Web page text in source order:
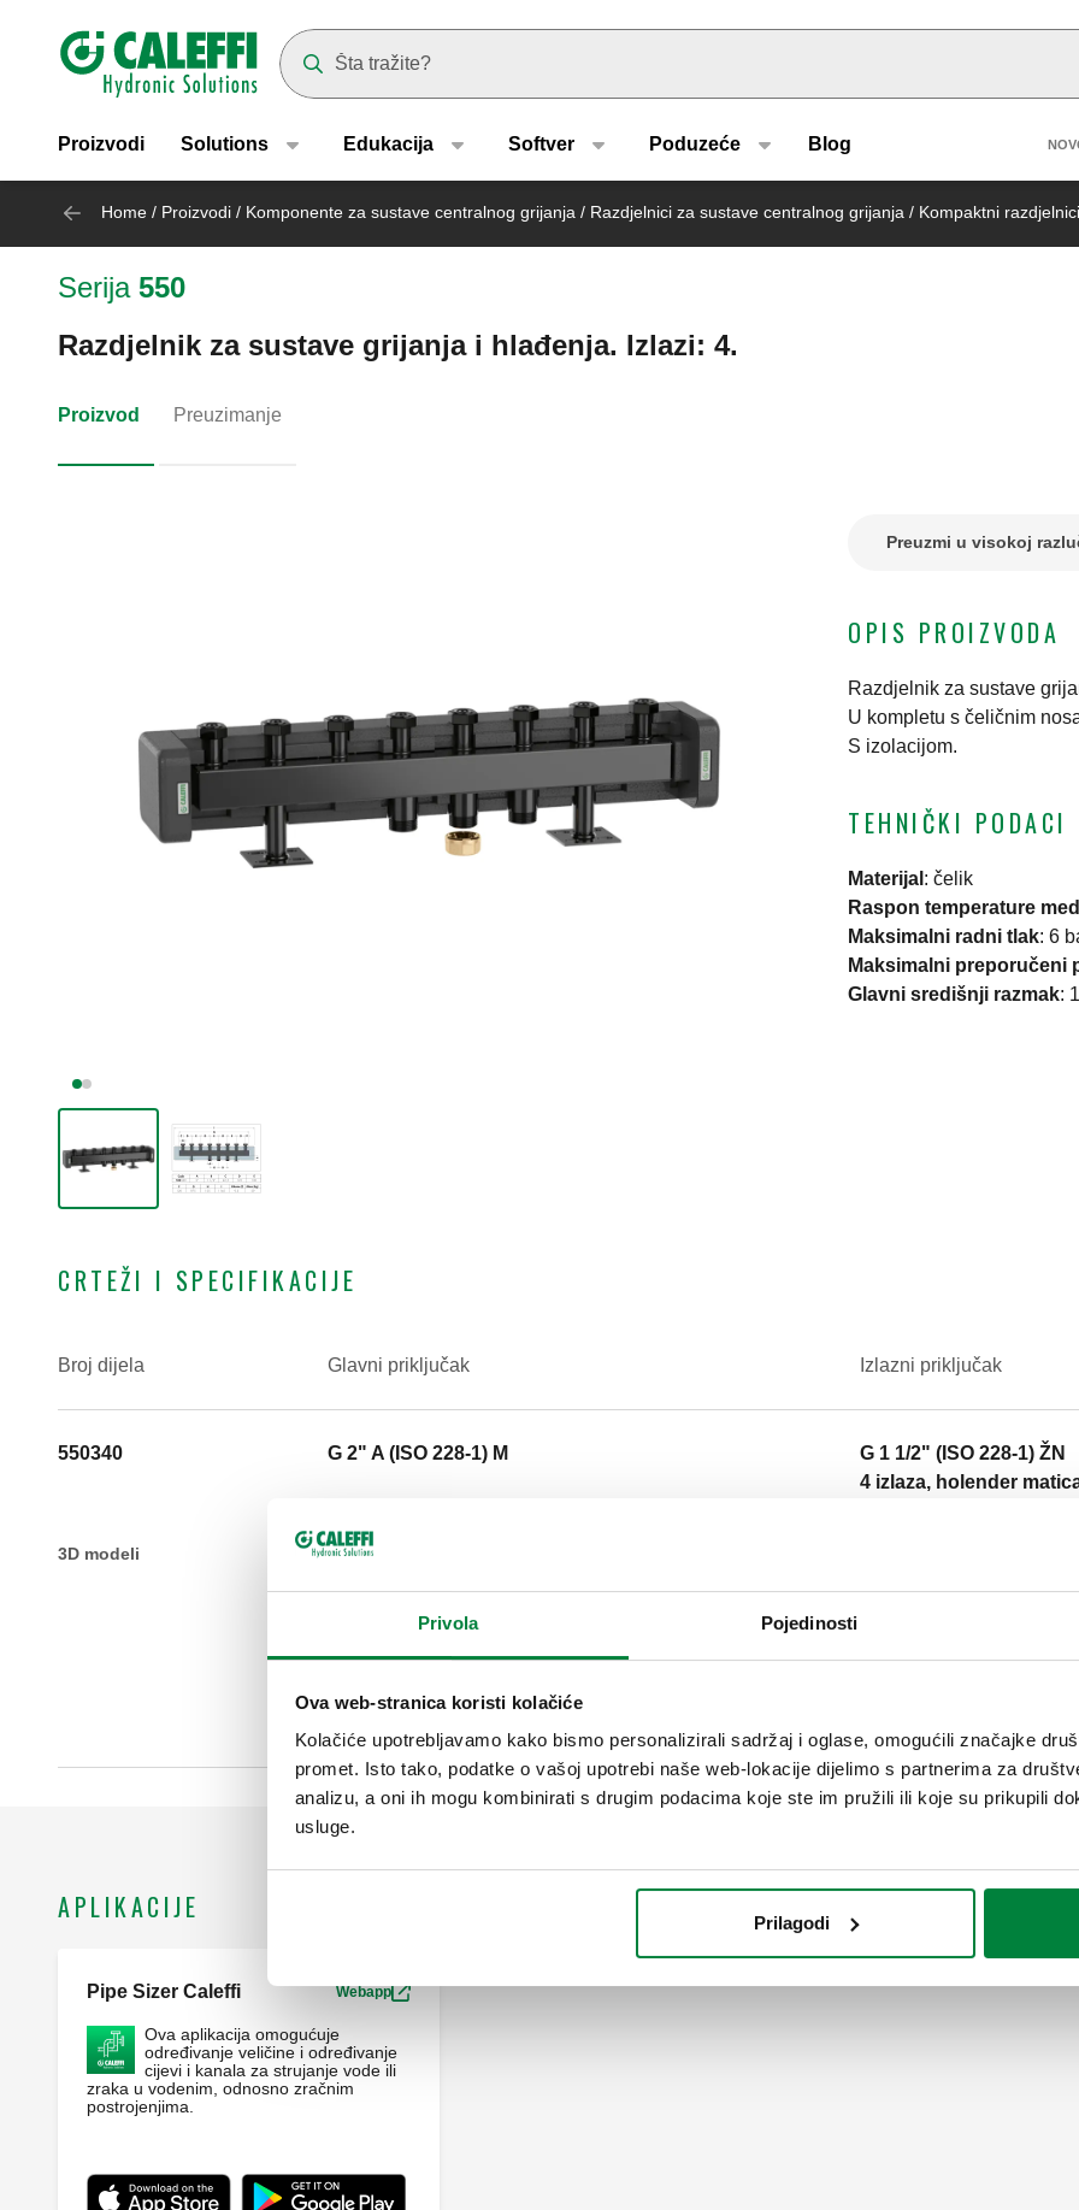
Privola Pojedinosti
Ova web-stranica koristi kolačiće
Kolačiće upotrebljavamo kako bismo personalizirali sadržaj i oglase, omogućili značajke
promet. Isto tako, podatke o vašoj upotrebi naše web-lokacije dijelimo s partnerima za
analizu, a oni ih mogu kombinirati s drugim podacima koje ste im pružili ili koje su prikupili
usluge.
Prilagodi
Header main navigation
Proizvodi Solutions Edukacija Softver Poduzeće Blog
Home / Proizvodi / Komponente za sustave centralnog grijanja / Razdjelnici za sustave centralnog grijanja / Kompaktni
Serija 550
Razdjelnik za sustave grijanja i hlađenja. Izlazi: 4.
Proizvod Preuzimanje
Preuzmi u visokoj
OPIS PROIZVODA
Razdjelnik za sustave
U kompletu s čeličnim
S izolacijom.
TEHNIČKI PODACI
Materijal : čelik
Raspon temperature
Maksimalni radni tlak: 6
Maksimalni preporučeni
Glavni središnji razmak:
CRTEŽI I SPECIFIKACIJE
Broj dijela Glavni priključak
Izlazni priključak
550340 G 2" A (ISO 228-1) M
G 1 1/2" (ISO 228-1) ŽN
4 izlaza, holender
3D modeli
CALEFFI, 550340.
kompletu s čeličnim
Izlazni priključak: G 1 1/2"
tlak: 6 bar. Raspon
Maksimalni preporučeni
APLIKACIJE
Pipe Sizer Caleffi Webapp
Ova aplikacija omogućuje
određivanje veličine i određivanje
cijevi i kanala za strujanje vode ili
zraka u vodenim, odnosno zračnim
postrojenjima.